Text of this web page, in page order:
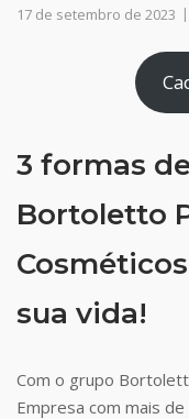
17 de setembro de 2023
3 formas
Bortoletto
sua vida!
Com o grupo
Empresa com mais